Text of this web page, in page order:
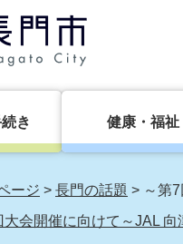
き 健康・福祉
ージ > 長門の話題 > ～第
大会開催に向けて～JAL